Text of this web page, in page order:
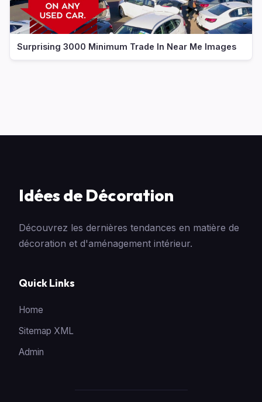
Surprising 3000 Minimum Trade In Near Me Images
Idées de Décoration
Découvrez les dernières tendances en matière de
décoration et d'aménagement intérieur.
Quick Links
Home
Sitemap XML
Admin